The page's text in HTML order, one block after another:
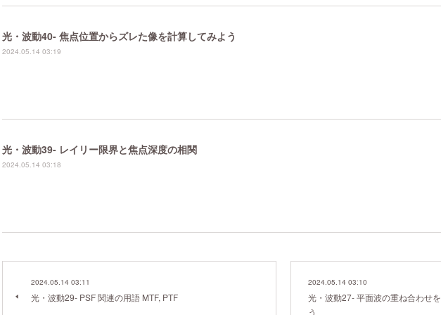
光・波動40- 焦点位置からズレた像を計算してみよう
2024.05.14 03:19
光・波動39- レイリー限界と焦点深度の相関
2024.05.14 03:18
2024.05.14 03:11
光・波動29- PSF 関連の用語 MTF, PTF
2024.05.14 03:10
光・波動27- 平面波の重ね合わせ
う